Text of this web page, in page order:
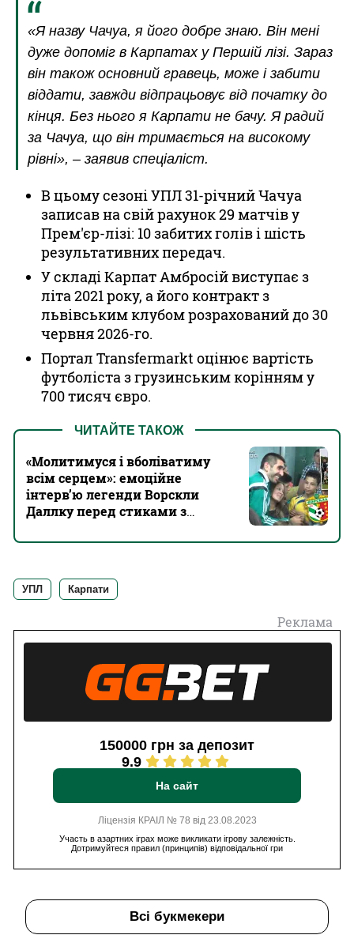
«Я назву Чачуа, я його добре знаю. Він мені
дуже допоміг в Карпатах у Першій лізі. Зараз
він також основний гравець, може і забити
віддати, завжди відпрацьовує від початку до
кінця. Без нього я Карпати не бачу. Я радий
за Чачуа, що він тримається на високому
рівні», – заявив спеціаліст.
В цьому сезоні УПЛ 31-річний Чачуа
записав на свій рахунок 29 матчів у
Прем'єр-лізі: 10 забитих голів і шість
результативних передач.
У складі Карпат Амбросій виступає з
літа 2021 року, а його контракт з
львівським клубом розрахований до 30
червня 2026-го.
Портал Transfermarkt оцінює вартість
футболіста з грузинським корінням у
700 тисяч євро.
ЧИТАЙТЕ ТАКОЖ
«Молитимуся і вболіватиму
всім серцем»: емоційне
інтерв’ю легенди Ворскли
Даллку перед стиками з
УПЛ Карпати
Реклама
150000 грн за депозит
9.9
На сайт
Ліцензія КРАІЛ № 78 від 23.08.2023
Участь в азартних іграх може викликати ігрову залежність.
Дотримуйтеся правил (принципів) відповідальної гри
Всі букмекери